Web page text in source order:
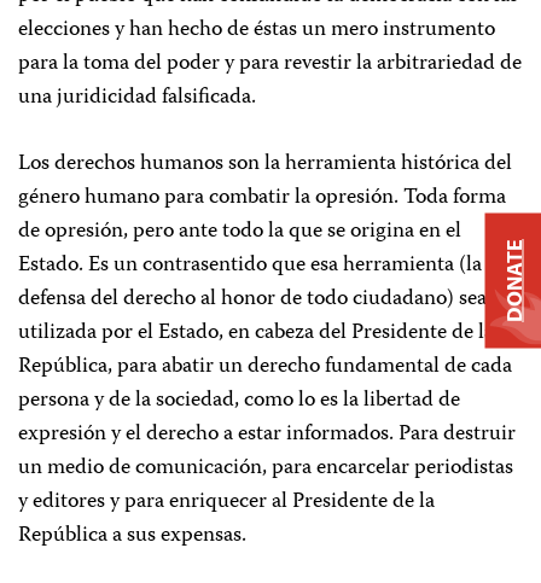
elecciones y han hecho de éstas un mero instrumento
para la toma del poder y para revestir la arbitrariedad de
una juridicidad falsificada.
Los derechos humanos son la herramienta histórica del
género humano para combatir la opresión. Toda forma
de opresión, pero ante todo la que se origina en el
Estado. Es un contrasentido que esa herramienta (la
defensa del derecho al honor de todo ciudadano) sea
utilizada por el Estado, en cabeza del Presidente de la
República, para abatir un derecho fundamental de cada
persona y de la sociedad, como lo es la libertad de
expresión y el derecho a estar informados. Para destruir
un medio de comunicación, para encarcelar periodistas
y editores y para enriquecer al Presidente de la
República a sus expensas.
DONATE